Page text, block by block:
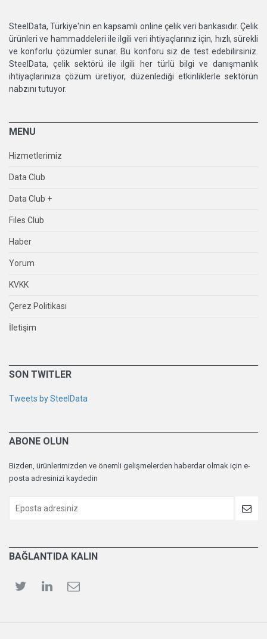
SteelData, Türkiye'nin en kapsamlı online çelik veri bankasıdır. Çelik
ürünleri ve hammaddeleri ile ilgili veri ihtiyaçlarınız için, hızlı, sürekli
ve konforlu çözümler sunar. Bu konforu siz de test edebilirsiniz.
SteelData, çelik sektörü ile ilgili her türlü bilgi ve danışmanlık
ihtiyaçlarınıza çözüm üretiyor, düzenlediği etkinliklerle sektörün
nabzını tutuyor.
MENU
Hizmetlerimiz
Data Club
Data Club +
Files Club
Haber
Yorum
KVKK
Çerez Politikası
İletişim
SON TWITLER
Tweets by SteelData
ABONE OLUN
Bizden, ürünlerimizden ve önemli gelişmelerden haberdar olmak için e-
posta adresinizi kaydedin
BAĞLANTIDA KALIN